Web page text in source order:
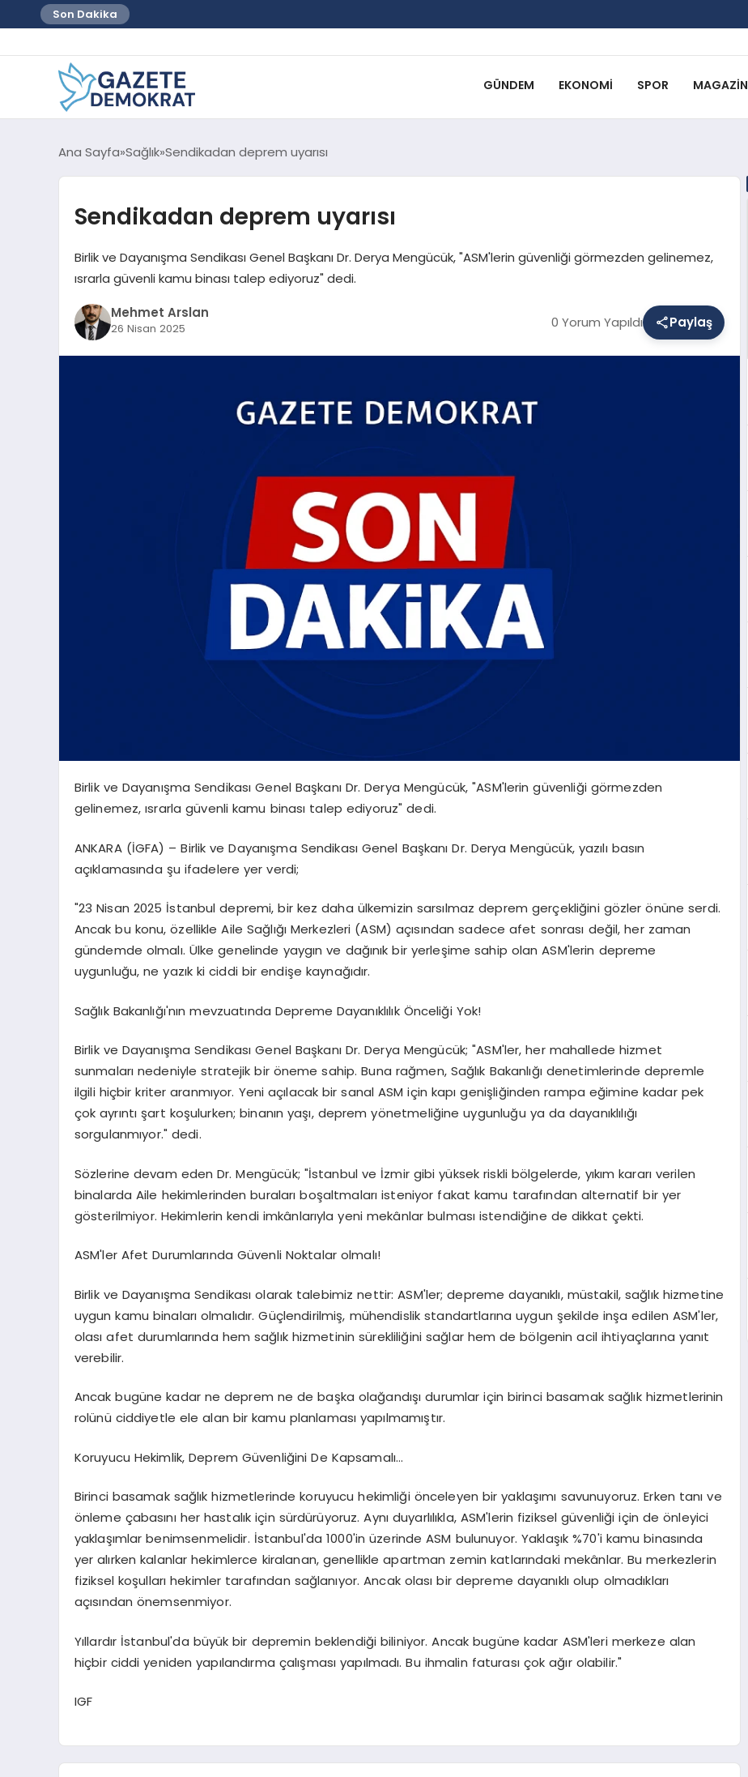
Son Dakika
GÜNDEM EKONOMI SPOR MAGAZIN
Ana Sayfa Sağlık Sendikadan deprem uyarısı
Sendikadan deprem uyarısı
Birlik ve Dayanışma Sendikası Genel Başkanı Dr. Derya Mengücük, "ASM'lerin güvenliği görmezden gelinemez,
ısrarla güvenli kamu binası talep ediyoruz" dedi.
Mehmet Arslan
26 Nisan 2025 0 Yorum Yapıldı Paylaş
Birlik ve Dayanışma Sendikası Genel Başkanı Dr. Derya Mengücük, "ASM'lerin güvenliği görmezden
gelinemez, ısrarla güvenli kamu binası talep ediyoruz" dedi.
ANKARA (İGFA) – Birlik ve Dayanışma Sendikası Genel Başkanı Dr. Derya Mengücük, yazılı basın
açıklamasında şu ifadelere yer verdi;
"23 Nisan 2025 İstanbul depremi, bir kez daha ülkemizin sarsılmaz deprem gerçekliğini gözler önüne serdi.
Ancak bu konu, özellikle Aile Sağlığı Merkezleri (ASM) açısından sadece afet sonrası değil, her zaman
gündemde olmalı. Ülke genelinde yaygın ve dağınık bir yerleşime sahip olan ASM'lerin depreme
uygunluğu, ne yazık ki ciddi bir endişe kaynağıdır.
Sağlık Bakanlığı'nın mevzuatında Depreme Dayanıklılık Önceliği Yok!
Birlik ve Dayanışma Sendikası Genel Başkanı Dr. Derya Mengücük; "ASM'ler, her mahallede hizmet
sunmaları nedeniyle stratejik bir öneme sahip. Buna rağmen, Sağlık Bakanlığı denetimlerinde depremle
ilgili hiçbir kriter aranmıyor. Yeni açılacak bir sanal ASM için kapı genişliğinden rampa eğimine kadar pek
çok ayrıntı şart koşulurken; binanın yaşı, deprem yönetmeliğine uygunluğu ya da dayanıklılığı
sorgulanmıyor." dedi.
Sözlerine devam eden Dr. Mengücük; "İstanbul ve İzmir gibi yüksek riskli bölgelerde, yıkım kararı verilen
binalarda Aile hekimlerinden buraları boşaltmaları isteniyor fakat kamu tarafından alternatif bir yer
gösterilmiyor. Hekimlerin kendi imkânlarıyla yeni mekânlar bulması istendiğine de dikkat çekti.
ASM'ler Afet Durumlarında Güvenli Noktalar olmalı!
Birlik ve Dayanışma Sendikası olarak talebimiz nettir: ASM'ler; depreme dayanıklı, müstakil, sağlık hizmetine
uygun kamu binaları olmalıdır. Güçlendirilmiş, mühendislik standartlarına uygun şekilde inşa edilen ASM'ler,
olası afet durumlarında hem sağlık hizmetinin sürekliliğini sağlar hem de bölgenin acil ihtiyaçlarına yanıt
verebilir.
Ancak bugüne kadar ne deprem ne de başka olağandışı durumlar için birinci basamak sağlık hizmetlerinin
rolünü ciddiyetle ele alan bir kamu planlaması yapılmamıştır.
Koruyucu Hekimlik, Deprem Güvenliğini De Kapsamalı…
Birinci basamak sağlık hizmetlerinde koruyucu hekimliği önceleyen bir yaklaşımı savunuyoruz. Erken tanı ve
önleme çabasını her hastalık için sürdürüyoruz. Aynı duyarlılıkla, ASM'lerin fiziksel güvenliği için de önleyici
yaklaşımlar benimsenmelidir. İstanbul'da 1000'in üzerinde ASM bulunuyor. Yaklaşık %70'i kamu binasında
yer alırken kalanlar hekimlerce kiralanan, genellikle apartman zemin katlarındaki mekânlar. Bu merkezlerin
fiziksel koşulları hekimler tarafından sağlanıyor. Ancak olası bir depreme dayanıklı olup olmadıkları
açısından önemsenmiyor.
Yıllardır İstanbul'da büyük bir depremin beklendiği biliniyor. Ancak bugüne kadar ASM'leri merkeze alan
hiçbir ciddi yeniden yapılandırma çalışması yapılmadı. Bu ihmalin faturası çok ağır olabilir."
IGF